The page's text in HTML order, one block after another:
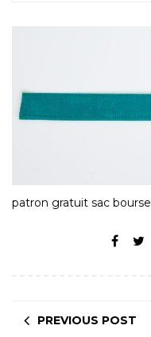
patron gratuit sac bourse
PREVIOUS POST